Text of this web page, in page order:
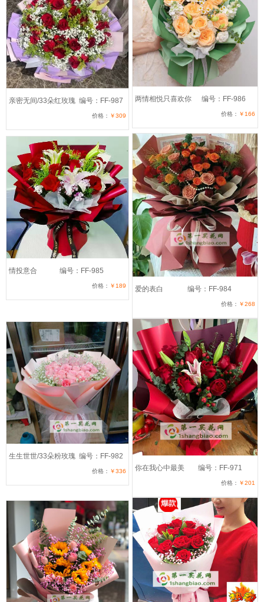
亲密无间/33朵红玫瑰 编号：FF-987
价格： ￥309
两情相悦只喜欢你 编号：FF-986
价格： ￥166
情投意合 编号：FF-985
价格： ￥189 爱的表白 编号：FF-984
价格： ￥268
生生世世/33朵粉玫瑰 编号：FF-982
价格： ￥336 你在我心中最美 编号：FF-971
价格： ￥201